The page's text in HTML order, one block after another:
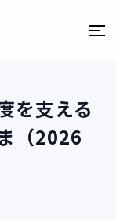
を支える
（2026